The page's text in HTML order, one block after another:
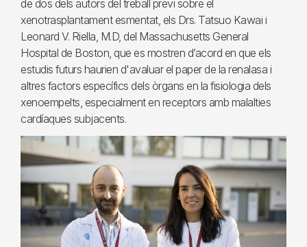
de dos dels autors del treball previ sobre el
xenotrasplantament esmentat, els Drs. Tatsuo Kawai i
Leonard V. Riella, M.D, del Massachusetts General
Hospital de Boston, que es mostren d’acord en que els
estudis futurs haurien d'avaluar el paper de la renalasa i
altres factors específics dels òrgans en la fisiologia dels
xenoempelts, especialment en receptors amb malalties
cardíaques subjacents.